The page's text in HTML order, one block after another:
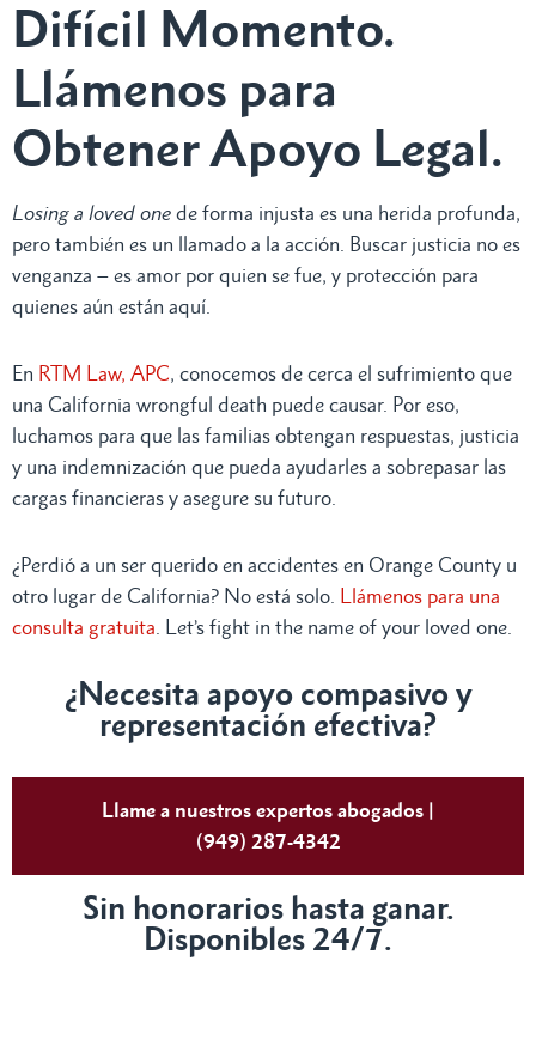
Difícil Momento.
Llámenos para
Obtener Apoyo Legal.
Losing a loved one de forma injusta es una herida profunda,
pero también es un llamado a la acción. Buscar justicia no es
venganza – es amor por quien se fue, y protección para
quienes aún están aquí.
En RTM Law, APC, conocemos de cerca el sufrimiento que
una California wrongful death puede causar. Por eso,
luchamos para que las familias obtengan respuestas, justicia
y una indemnización que pueda ayudarles a sobrepasar las
cargas financieras y asegure su futuro.
¿Perdió a un ser querido en accidentes en Orange County u
otro lugar de California? No está solo. Llámenos para una
consulta gratuita . Let’s fight in the name of your loved one.
¿Necesita apoyo compasivo y
representación efectiva?
Llame a nuestros expertos abogados |
(949) 287-4342
Sin honorarios hasta ganar.
Disponibles 24/7.